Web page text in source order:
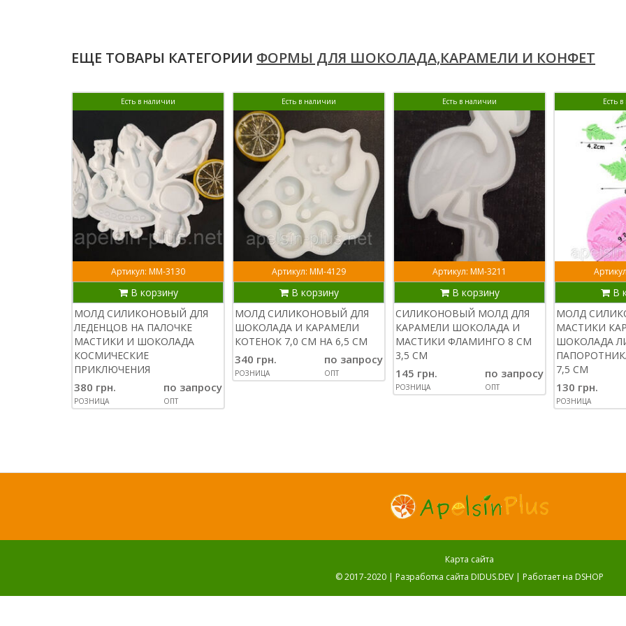
ЕЩЕ ТОВАРЫ КАТЕГОРИИ ФОРМЫ ДЛЯ ШОКОЛАДА,КАРАМЕЛИ И КОНФЕТ
Есть в наличии
Артикул: ММ-3130
В корзину
МОЛД СИЛИКОНОВЫЙ ДЛЯ
ЛЕДЕНЦОВ НА ПАЛОЧКЕ
МАСТИКИ И ШОКОЛАДА
КОСМИЧЕСКИЕ
ПРИКЛЮЧЕНИЯ
380 грн.
РОЗНИЦА
по запросу
ОПТ
Есть в наличии
Артикул: ММ-4129
В корзину
МОЛД СИЛИКОНОВЫЙ ДЛЯ
ШОКОЛАДА И КАРАМЕЛИ
КОТЕНОК 7,0 СМ НА 6,5 СМ
340 грн.
РОЗНИЦА
по запросу
ОПТ
Есть в наличии
Артикул: ММ-3211
В корзину
СИЛИКОНОВЫЙ МОЛД ДЛЯ
КАРАМЕЛИ ШОКОЛАДА И
МАСТИКИ ФЛАМИНГО 8 СМ
3,5 СМ
145 грн.
РОЗНИЦА
по запросу
ОПТ
Есть
В
МОЛД
МАСТИКИ
ШОКОЛАДА
7,5 СМ
130 грн.
РОЗНИЦА
Карта сайта
© 2017-2020 | Разработка сайта DIDUS.DEV | Работает на DSHOP